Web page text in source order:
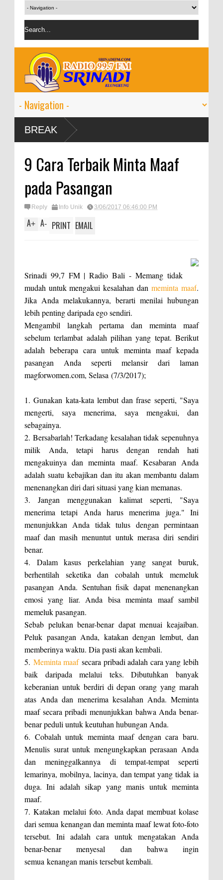
BREAK
9 Cara Terbaik Minta Maaf
pada Pasangan
Reply Info Unik 3/06/2017 06:46:00 PM
A+ A- PRINT EMAIL
Srinadi 99,7 FM | Radio Bali -Memang tidak
mudah untuk mengakui kesalahan dan meminta maaf.
Jika Anda melakukannya, berarti menilai hubungan
lebih penting daripada ego sendiri.
Mengambil langkah pertama dan meminta maaf
sebelum terlambat adalah pilihan yang tepat. Berikut
adalah beberapa cara untuk meminta maaf kepada
pasangan Anda seperti melansir dari laman
magforwomen.com, Selasa (7/3/2017);
1. Gunakan kata-kata lembut dan frase seperti, "Saya
mengerti, saya menerima, saya mengakui, dan
sebagainya.
2. Bersabarlah! Terkadang kesalahan tidak sepenuhnya
milik Anda, tetapi harus dengan rendah hati
mengakuinya dan meminta maaf. Kesabaran Anda
adalah suatu kebajikan dan itu akan membantu dalam
menenangkan diri dari situasi yang kian memanas.
3. Jangan menggunakan kalimat seperti, "Saya
menerima tetapi Anda harus menerima juga." Ini
menunjukkan Anda tidak tulus dengan permintaan
maaf dan masih menuntut untuk merasa diri sendiri
benar.
4. Dalam kasus perkelahian yang sangat buruk,
berhentilah seketika dan cobalah untuk memeluk
pasangan Anda. Sentuhan fisik dapat menenangkan
emosi yang liar. Anda bisa meminta maaf sambil
memeluk pasangan.
Sebab pelukan benar-benar dapat menuai keajaiban.
Peluk pasangan Anda, katakan dengan lembut, dan
memberinya waktu. Dia pasti akan kembali.
5. Meminta maafsecara pribadi adalah cara yang lebih
baik daripada melalui teks. Dibutuhkan banyak
keberanian untuk berdiri di depan orang yang marah
atas Anda dan menerima kesalahan Anda. Meminta
maaf secara pribadi menunjukkan bahwa Anda benar-
benar peduli untuk keutuhan hubungan Anda.
6. Cobalah untuk meminta maaf dengan cara baru.
Menulis surat untuk mengungkapkan perasaan Anda
dan meninggalkannya di tempat-tempat seperti
lemarinya, mobilnya, lacinya, dan tempat yang tidak ia
duga. Ini adalah sikap yang manis untuk meminta
maaf.
7. Katakan melalui foto. Anda dapat membuat kolase
dari semua kenangan dan meminta maaf lewat foto-foto
tersebut. Ini adalah cara untuk mengatakan Anda
benar-benar menyesal dan bahwa ingin
semua kenangan manis tersebut kembali.